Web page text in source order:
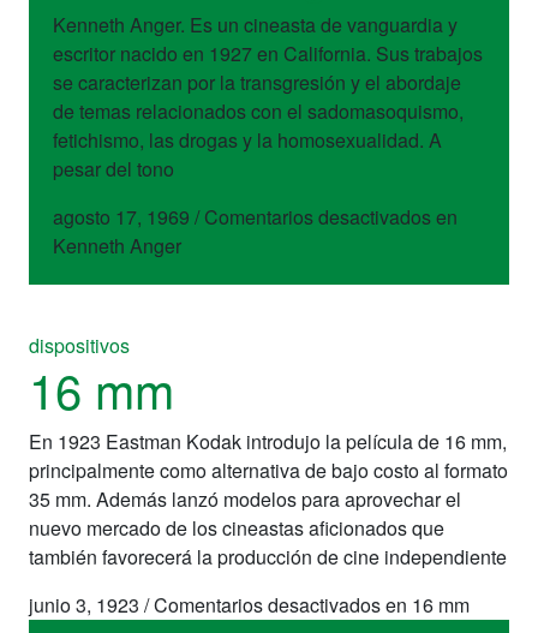
Kenneth Anger. Es un cineasta de vanguardia y
escritor nacido en 1927 en California. Sus trabajos
se caracterizan por la transgresión y el abordaje
de temas relacionados con el sadomasoquismo,
fetichismo, las drogas y la homosexualidad. A
pesar del tono
agosto 17, 1969 / Comentarios desactivadosen
Kenneth Anger
dispositivos
16 mm
En 1923 Eastman Kodak introdujo la película de 16 mm,
principalmente como alternativa de bajo costo al formato
35 mm. Además lanzó modelos para aprovechar el
nuevo mercado de los cineastas aficionados que
también favorecerá la producción de cine independiente
junio 3, 1923 /Comentarios desactivadosen 16 mm